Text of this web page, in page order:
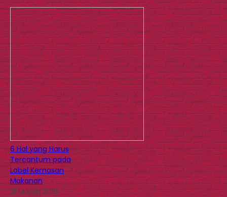
6 Hal yang Harus
Tercantum pada
Label Kemasan
Makanan
21 March 2018